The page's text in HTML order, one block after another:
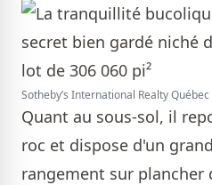
Sotheby’s International Realty Québec
Quant au sous-sol, il
roc et dispose d'un
rangement sur plancher